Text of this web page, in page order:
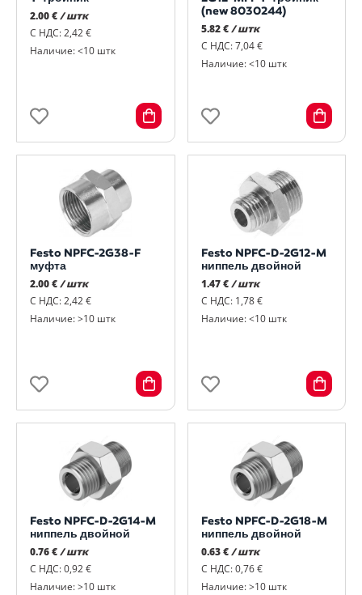
2.00 €/ штк
С НДС: 2,42 €
Наличие: <10 штк
(new 8030244)
5.82 € / штк
С НДС: 7,04 €
Наличие: <10 штк
Festo NPFC-2G38-F
муфта
2.00 €/ штк
С НДС: 2,42 €
Наличие: >10 штк
Festo NPFC-D-2G12-M
ниппель двойной
1.47 € / штк
С НДС: 1,78 €
Наличие: <10 штк
Festo NPFC-D-2G14-M
ниппель двойной
0.76 €/ штк
С НДС: 0,92 €
Наличие: >10 штк
Festo NPFC-D-2G18-M
ниппель двойной
0.63 € / штк
С НДС: 0,76 €
Наличие: >10 штк